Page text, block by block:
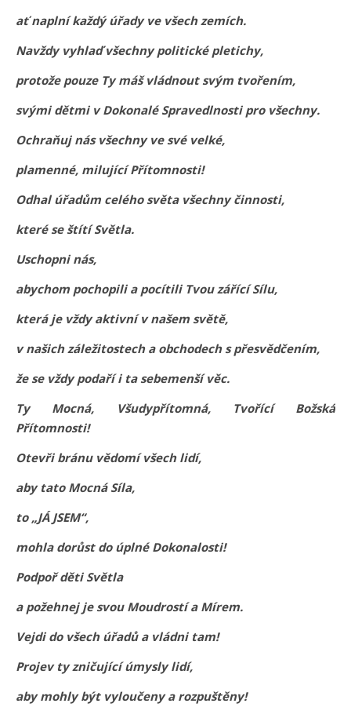
ať naplní každý úřady ve všech zemích.
Navždy vyhlaď všechny politické pletichy,
protože pouze Ty máš vládnout svým tvořením,
svými dětmi v Dokonalé Spravedlnosti pro všechny.
Ochraňuj nás všechny ve své velké,
plamenné, milující Přítomnosti!
Odhal úřadům celého světa všechny činnosti,
které se štítí Světla.
Uschopni nás,
abychom pochopili a pocítili Tvou zářící Sílu,
která je vždy aktivní v našem světě,
v našich záležitostech a obchodech s přesvědčením,
že se vždy podaří i ta sebemenší věc.
Ty Mocná, Všudypřítomná, Tvořící Božská
Přítomnosti!
Otevři bránu vědomí všech lidí,
aby tato Mocná Síla,
to „JÁ JSEM“,
mohla dorůst do úplné Dokonalosti!
Podpoř děti Světla
a požehnej je svou Moudrostí a Mírem.
Vejdi do všech úřadů a vládni tam!
Projev ty zničující úmysly lidí,
aby mohly být vyloučeny a rozpuštěny!